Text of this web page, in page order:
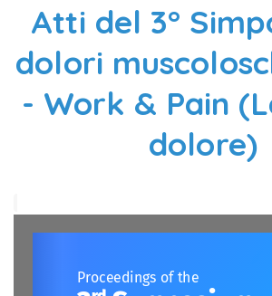
Atti del 3°
dolori
- Work & Pain
dolore)